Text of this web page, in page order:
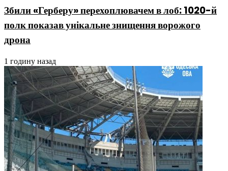
Збили «Герберу» перехоплювачем в лоб: 1020-й
полк показав унікальне знищення ворожого
дрона
1 годину назад